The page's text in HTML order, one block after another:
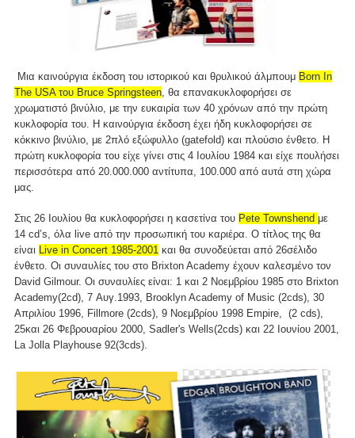
Μια καινούργια έκδοση του ιστορικού και θρυλικού άλμπουμ Born In
The USA του Bruce Springsteen , θα επανακυκλοφορήσει σε
χρωματιστό βινύλιο, με την ευκαιρία των 40 χρόνων από την πρώτη
κυκλοφορία του. Η καινούργια έκδοση έχει ήδη κυκλοφορήσει σε
κόκκινο βινύλιο, με 2πλό εξώφυλλο (gatefold) και πλούσιο ένθετο. Η
πρώτη κυκλοφορία του είχε γίνει στις 4 Ιουλίου 1984 και είχε πουλήσει
περισσότερα από 20.000.000 αντίτυπα, 100.000 από αυτά στη χώρα
μας.
Στις 26 Ιουλίου θα κυκλοφορήσει η κασετίνα του Pete Townshend με
14 cd’s, όλα live από την προσωπική του καριέρα. Ο τίτλος της θα
είναι Live in Concert 1985-2001 και θα συνοδεύεται από 26σέλιδο
ένθετο. Οι συναυλίες του στο Brixton Academy έχουν καλεσμένο τον
David Gilmour. Οι συναυλίες είναι: 1 και 2 Νοεμβρίου 1985 στο Brixton
Academy(2cd), 7 Αυγ.1993, Brooklyn Academy of Music (2cds), 30
Απριλίου 1996, Fillmore (2cds), 9 Νοεμβρίου 1998 Empire, (2 cds),
25και 26 Φεβρουαρίου 2000, Sadler's Wells(2cds) και 22 Ιουνίου 2001,
La Jolla Playhouse 92(3cds).